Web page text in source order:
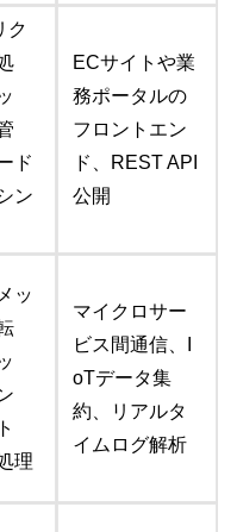
ク
ド
ン
ECサイトや業
務ポータルの
フロントエン
ド、REST API
公開
ッ
理
マイクロサー
ビス間通信、I
oTデータ集
約、リアルタ
イムログ解析